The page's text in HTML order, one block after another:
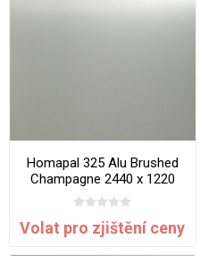
Homapal 325 Alu Brushed
Champagne 2440 x 1220
mm x 1 mm
Volat pro zjištění ceny